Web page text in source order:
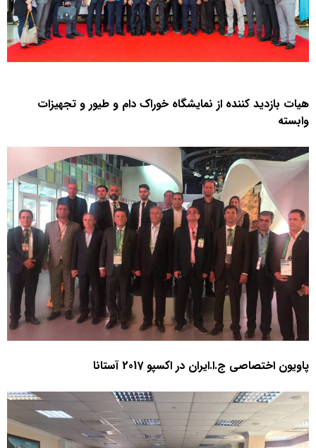
هیات بازدید کننده از نمایشگاه خوراک دام و طیور و تجهیزات
وابسته
پاویون اختصاصی ج.ا.ایران در اکسپو 2017 آستانا